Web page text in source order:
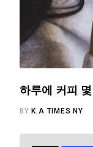
하루에 커피
BYK.A TIMES NY